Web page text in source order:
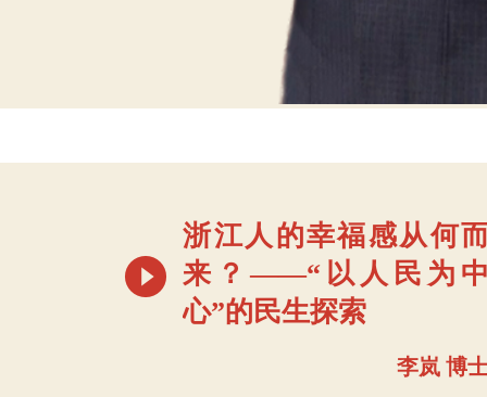
浙江人的幸福感从何
来？——“以人民为
心”的民生探索
李岚 博